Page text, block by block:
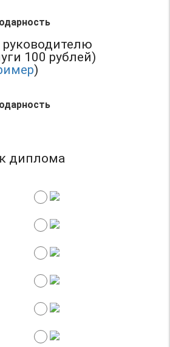
руководителю
100 рублей)
)
диплома